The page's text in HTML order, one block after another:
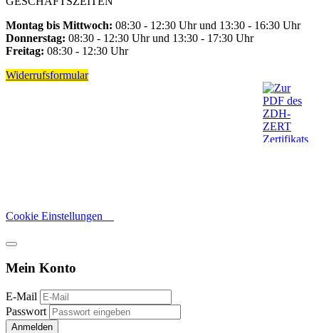
Montag bis Mittwoch: 08:30 - 12:30 Uhr und 13:30 - 16:30 Uhr
Donnerstag: 08:30 - 12:30 Uhr und 13:30 - 17:30 Uhr
Freitag: 08:30 - 12:30 Uhr
Widerrufsformular
Cookie Einstellungen
Mein Konto
E-Mail
Passwort
Anmelden